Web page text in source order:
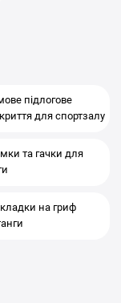
підлогове
для спортзалу
та гачки для
на гриф